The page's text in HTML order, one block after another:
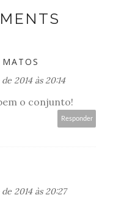
2014 às 20:14
o conjunto!
Responder
2014 às 20:27